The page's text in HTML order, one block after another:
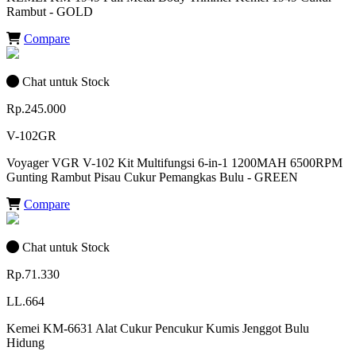
Rambut - GOLD
Compare
Chat untuk Stock
Rp.245.000
V-102GR
Voyager VGR V-102 Kit Multifungsi 6-in-1 1200MAH 6500RPM
Gunting Rambut Pisau Cukur Pemangkas Bulu - GREEN
Compare
Chat untuk Stock
Rp.71.330
LL.664
Kemei KM-6631 Alat Cukur Pencukur Kumis Jenggot Bulu
Hidung